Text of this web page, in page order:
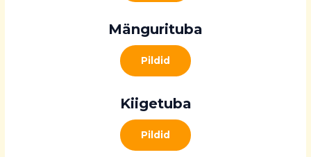
Mängurituba
Pildid
Kiigetuba
Pildid